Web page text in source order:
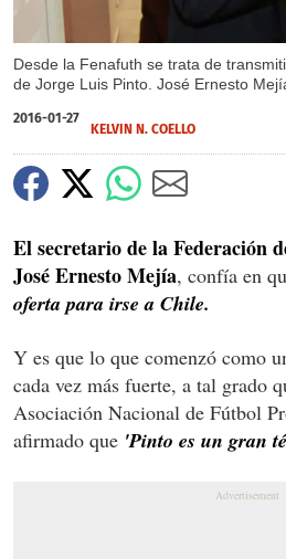
Desde la Fenafuth se trata de
de Jorge Luis Pinto. José Ernesto
2016-01-27
KELVIN N. COELLO
El secretario de la Federación
José Ernesto Mejía, confía en
oferta para irse a Chile.
Y es que lo que comenzó como
cada vez más fuerte, a tal grado
Asociación Nacional de Fútbol
afirmado que 'Pinto es un gran